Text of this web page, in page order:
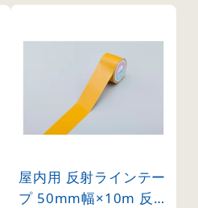
屋内用 反射ラインテー
プ 50mm幅×10m 反射